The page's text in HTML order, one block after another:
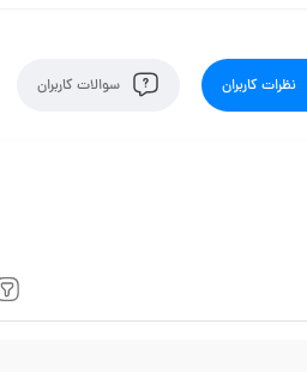
نظرات کاربران سوالات کاربران